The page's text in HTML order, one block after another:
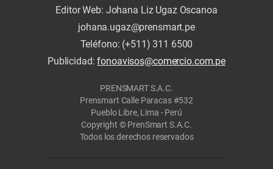
Editor Web: Johana Liz Ugaz Oscanoa
johana.ugaz@prensmart.pe
Teléfono: (+511) 311 6500
Publicidad:fonoavisos@comercio.com.pe
PRENSMART S.A.C.
Prensmart Calle Paracas #532
Pueblo Libre, Lima - Perú
Copyright © PrenSmart S.A.C.
Todos los derechos reservados